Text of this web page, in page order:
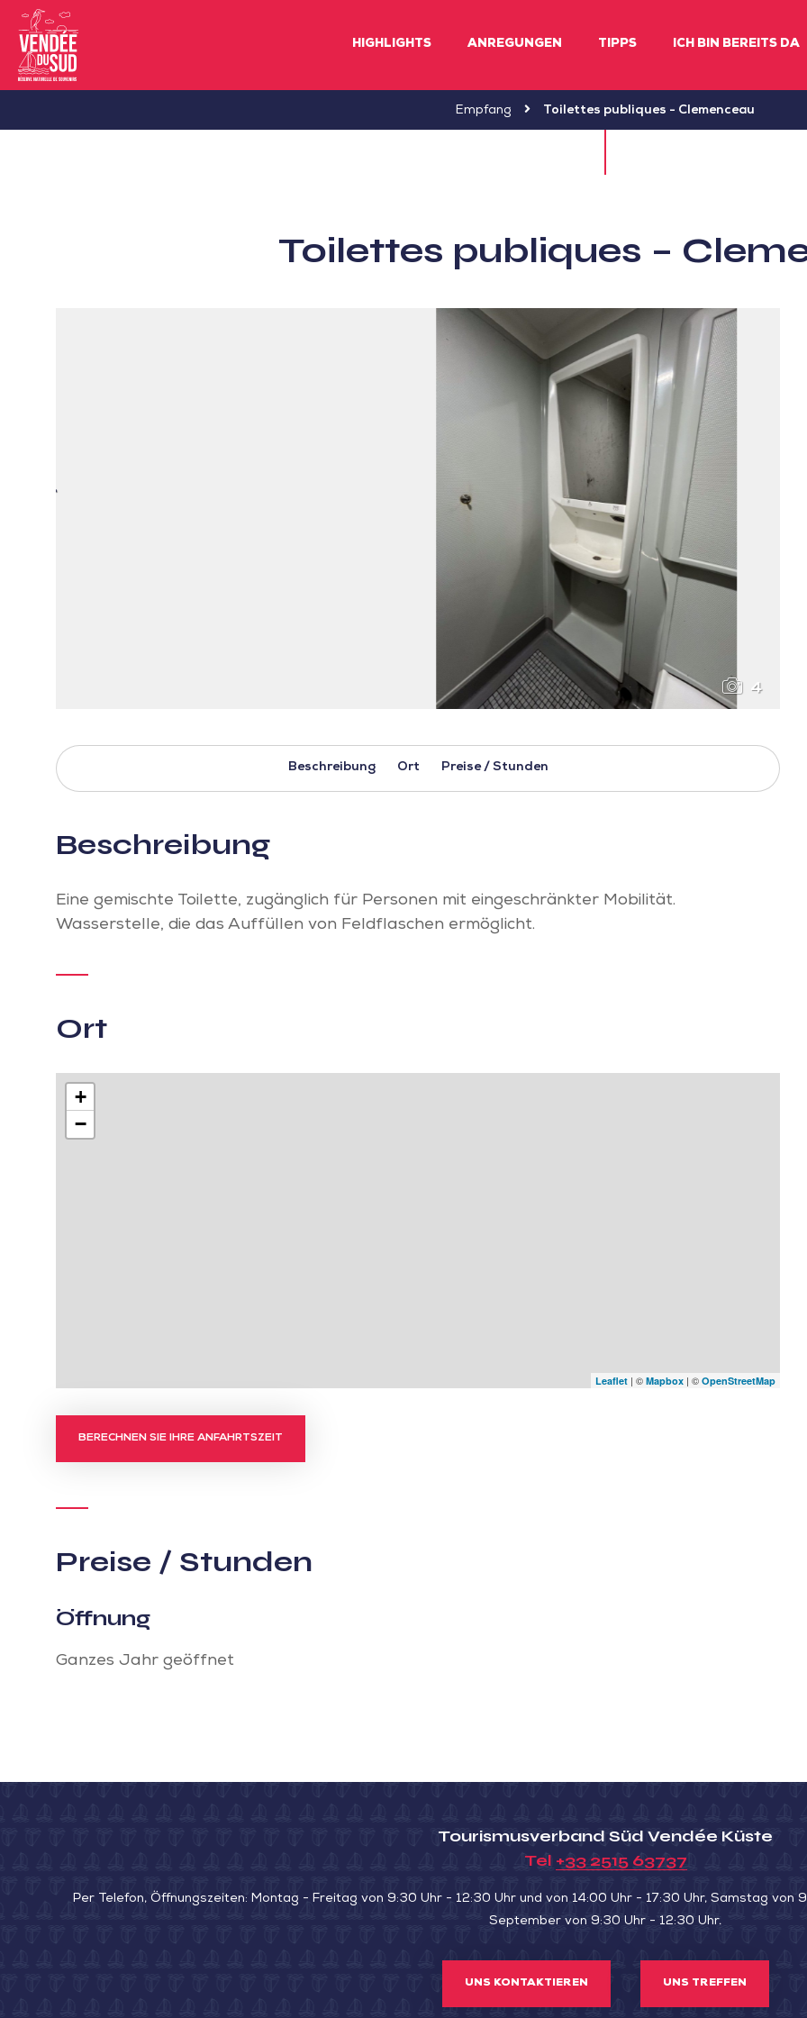
Sud
HIGHLIGHTS ANREGUNGEN TIPPS ICH BIN BEREITS DA
Empfang Toilettes publiques - Clemenceau
Toilettes publiques –
4
Beschreibung Ort Preise / Stunden
Beschreibung
Eine gemischte Toilette, zugänglich für Personen mit eingeschränkter Mobilität.
Wasserstelle, die das Auffüllen von Feldflaschen ermöglicht.
Ort
+
−
Leaflet | © Mapbox | © OpenStreetMap
BERECHNEN SIE IHRE ANFAHRTSZEIT
Preise / Stunden
Öffnung
Ganzes Jahr geöffnet
Tourismusverband Süd Vendée Küste
Tel +33 2515 63737
Per Telefon, Öffnungszeiten: Montag - Freitag von 9:30 Uhr - 12:30 Uhr und von 14:00 Uhr - 17:30 Uhr, Samstag von
September von 9:30 Uhr - 12:30 Uhr.
UNS KONTAKTIEREN UNS TREFFEN